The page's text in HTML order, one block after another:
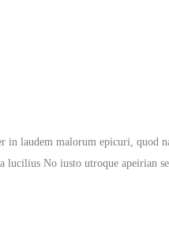
laudem malorum epicuri, quod
No iusto utroque apeirian